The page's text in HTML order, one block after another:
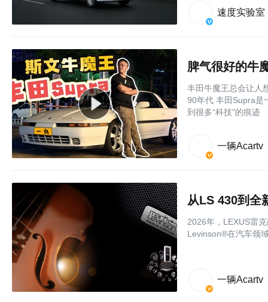
速度实验室
脾气很好的牛
丰田牛魔王总会让人
90年代 丰田Supra是
到很多“科技”的痕迹
一辆Acartv
从LS 430到全
2026年，LEXUS雷
Levinson®在汽车领
一辆Acartv